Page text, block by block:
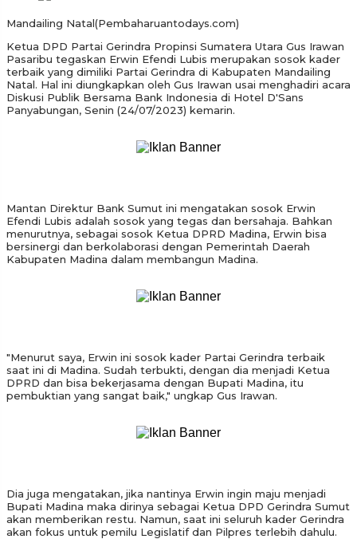
Mandailing Natal(Pembaharuantodays.com)
Ketua DPD Partai Gerindra Propinsi Sumatera Utara Gus Irawan
Pasaribu tegaskan Erwin Efendi Lubis merupakan sosok kader
terbaik yang dimiliki Partai Gerindra di Kabupaten Mandailing
Natal. Hal ini diungkapkan oleh Gus Irawan usai menghadiri acara
Diskusi Publik Bersama Bank Indonesia di Hotel D'Sans
Panyabungan, Senin (24/07/2023) kemarin.
Mantan Direktur Bank Sumut ini mengatakan sosok Erwin
Efendi Lubis adalah sosok yang tegas dan bersahaja. Bahkan
menurutnya, sebagai sosok Ketua DPRD Madina, Erwin bisa
bersinergi dan berkolaborasi dengan Pemerintah Daerah
Kabupaten Madina dalam membangun Madina.
"Menurut saya, Erwin ini sosok kader Partai Gerindra terbaik
saat ini di Madina. Sudah terbukti, dengan dia menjadi Ketua
DPRD dan bisa bekerjasama dengan Bupati Madina, itu
pembuktian yang sangat baik," ungkap Gus Irawan.
Dia juga mengatakan, jika nantinya Erwin ingin maju menjadi
Bupati Madina maka dirinya sebagai Ketua DPD Gerindra Sumut
akan memberikan restu. Namun, saat ini seluruh kader Gerindra
akan fokus untuk pemilu Legislatif dan Pilpres terlebih dahulu.